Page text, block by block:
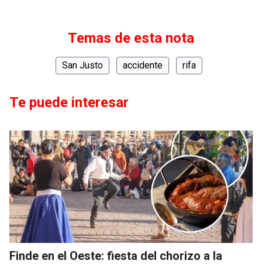
Temas de esta nota
San Justo accidente rifa
Te puede interesar
Finde en el Oeste: fiesta del chorizo a la